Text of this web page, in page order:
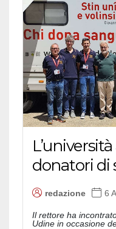
donatori di
redazione 6
Il rettore ha
Udine in occasione